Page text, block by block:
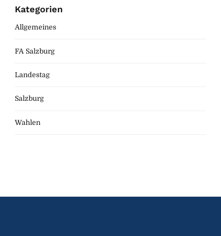
Kategorien
Allgemeines
FA Salzburg
Landestag
Salzburg
Wahlen